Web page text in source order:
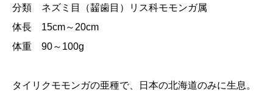
分類 ネズミ目（齧歯目）リス科モモンガ属
体長 15cm～20cm
体重 90～100g
タイリクモモンガの亜種で、日本の北海道のみに生息。